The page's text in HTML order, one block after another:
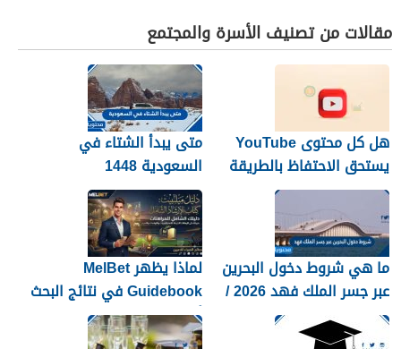
مقالات من تصنيف الأسرة والمجتمع
هل كل محتوى YouTube
يستحق الاحتفاظ بالطريقة
نفسها؟
متى يبدأ الشتاء في
السعودية 1448
ما هي شروط دخول البحرين
عبر جسر الملك فهد 2026 /
1448
لماذا يظهر MelBet
Guidebook في نتائج البحث
أكثر من صفحات كثيرة؟